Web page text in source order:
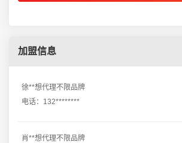
加盟信息
徐**想代理不限品牌
电话：132********
肖**想代理不限品牌